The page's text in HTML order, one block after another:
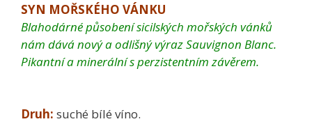
SYN MOŘSKÉHO VÁNKU
Blahodárné působení sicilských mořských vánků
nám dává nový a odlišný výraz Sauvignon Blanc.
Pikantní a minerální s perzistentním závěrem.
Druh: suché bílé víno.